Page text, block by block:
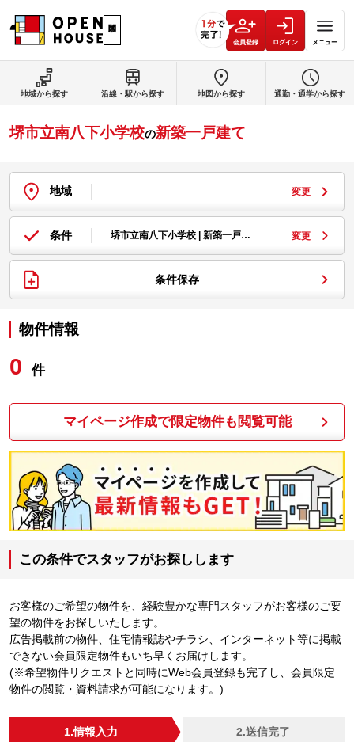
会員登録 ログイン メニュー
堺市立南八下小学校の新築一戸建て
地域 変更
条件 堺市立南八下小学校 | 新築一戸… 変更
条件保存
物件情報
0 件
マイページ作成で限定物件も閲覧可能
この条件でスタッフがお探しします
お客様のご希望の物件を、経験豊かな専門スタッフがお客様のご要
望の物件をお探しいたします。
広告掲載前の物件、住宅情報誌やチラシ、インターネット等に掲載
できない会員限定物件もいち早くお届けします。
(※希望物件リクエストと同時にWeb会員登録も完了し、会員限定
物件の閲覧・資料請求が可能になります。)
1.情報入力 2.送信完了
地域から探す 沿線・駅から探す 地図から探す 通勤・通学から探す